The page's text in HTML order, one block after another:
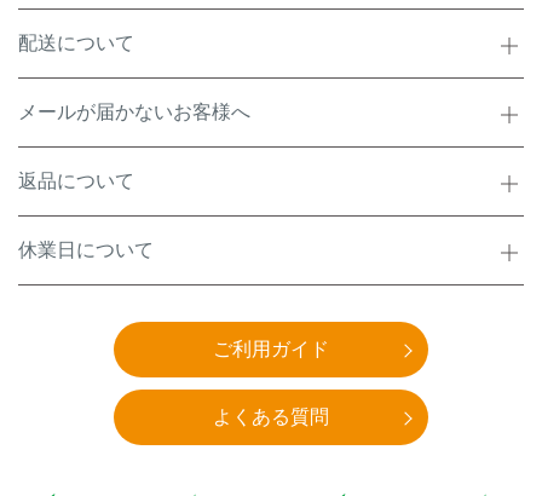
配送について
メールが届かないお客様へ
返品について
休業日について
ご利用ガイド
よくある質問